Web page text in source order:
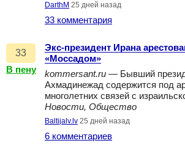
DarthM 25 дней назад
33 комментария
33
В пену
Экс-президент Ирана
«Моссадом»
kommersant.ru — Бывший
Ахмадинежад содержится под
многолетних связей с
Новости, Общество
Baltijalv.lv 25 дней назад
6 комментариев